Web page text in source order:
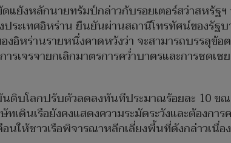
แย้งหลักนายทรัมป์กล่าวกับรอยเตอร์สว่าสหรัฐฯ
ระเทศอิหร่าน ยืนยันผ่านสถานีโทรทัศน์ของรัฐบ
อิหร่านรายหนึ่งคาดหวังว่า จะสามารถบรรลุข้อ
เจรจายกเลิกมาตรการคว่ำบาตรและการชดเช
นดิบโลกปรับตัวลดลงทันทีประมาณร้อยละ 10
เดินเรือยังคงแสดงความระมัดระวังและต้องกา
นให้ชาวเรือพิจารณาหลีกเลี่ยงพื้นที่ดังกล่าวเนื่